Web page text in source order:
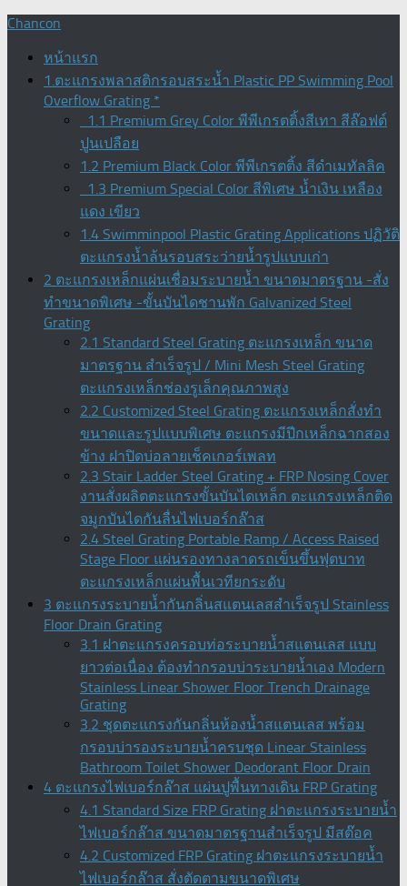
Skip
content
Chancon
หน้าแรก
1.ตะแกรงพลาสติกรอบสระน้ำ Plastic PP Swimming Pool
Overflow Grating *
1.1 Premium Grey Color พีพีเกรตติ้งสีเทา สีล๊อฟต์
ปูนเปลือย
1.2 Premium Black Color พีพีเกรตติ้ง สีดำเมทัลลิค
1.3 Premium Special Color สีพิเศษ น้ำเงิน เหลือง
แดง เขียว
1.4 Swimminpool Plastic Grating Applications ปฏิวัติ
ตะแกรงน้ำล้นรอบสระว่ายน้ำรูปแบบเก่า
2 ตะแกรงเหล็กแผ่นเชื่อมระบายน้ำ ขนาดมาตรฐาน -สั่ง
ทำขนาดพิเศษ -ขั้นบันไดชานพัก Galvanized Steel
Grating
2.1 Standard Steel Grating ตะแกรงเหล็ก ขนาด
มาตรฐาน สำเร็จรูป / Mini Mesh Steel Grating
ตะแกรงเหล็กช่องรูเล็กคุณภาพสูง
2.2 Customized Steel Grating ตะแกรงเหล็กสั่งทำ
ขนาดและรูปแบบพิเศษ ตะแกรงมีปีกเหล็กฉากสอง
ข้าง ฝาปิดบ่อลายเช็คเกอร์เพลท
2.3 Stair Ladder Steel Grating + FRP Nosing Cover
งานสั่งผลิตตะแกรงขั้นบันไดเหล็ก ตะแกรงเหล็กติด
จมูกบันไดกันลื่นไฟเบอร์กล๊าส
2.4 Steel Grating Portable Ramp / Access Raised
Stage Floor แผ่นรองทางลาดรถเข็นขึ้นฟุตบาท
ตะแกรงเหล็กแผ่นพื้นเวทียกระดับ
3 ตะแกรงระบายน้ำกันกลิ่นสแตนเลสสำเร็จรูป Stainless
Floor Drain Grating
3.1 ฝาตะแกรงครอบท่อระบายน้ำสแตนเลส แบบ
ยาวต่อเนื่อง ต้องทำกรอบบ่าระบายน้ำเอง Modern
Stainless Linear Shower Floor Trench Drainage
Grating
3.2 ชุดตะแกรงกันกลิ่นห้องน้ำสแตนเลส พร้อม
กรอบบ่ารองระบายน้ำครบชุด Linear Stainless
Bathroom Toilet Shower Deodorant Floor Drain
4 ตะแกรงไฟเบอร์กล๊าส แผ่นปูพื้นทางเดิน FRP Grating
4.1 Standard Size FRP Grating ฝาตะแกรงระบายน้ำ
ไฟเบอร์กล๊าส ขนาดมาตรฐานสำเร็จรูป มีสต๊อค
4.2 Customized FRP Grating ฝาตะแกรงระบายน้ำ
ไฟเบอร์กล๊าส สั่งตัดตามขนาดพิเศษ